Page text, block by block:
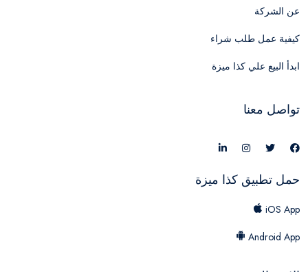
عن الشركة
كيفية عمل طلب شراء
ابدأ البيع علي كذا ميزة
تواصل معنا
حمل تطبيق كذا ميزة
iOS App
Android App